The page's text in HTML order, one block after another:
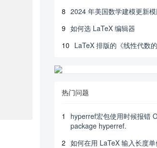
8 2024 年美国数学建模更新
9 如何选 LaTeX 编辑器
10 LaTeX 排版的《线性代数的
热门问题
1
hyperref宏包使用时候报错
package hyperref.
2 如何在用 LaTeX 输入长度